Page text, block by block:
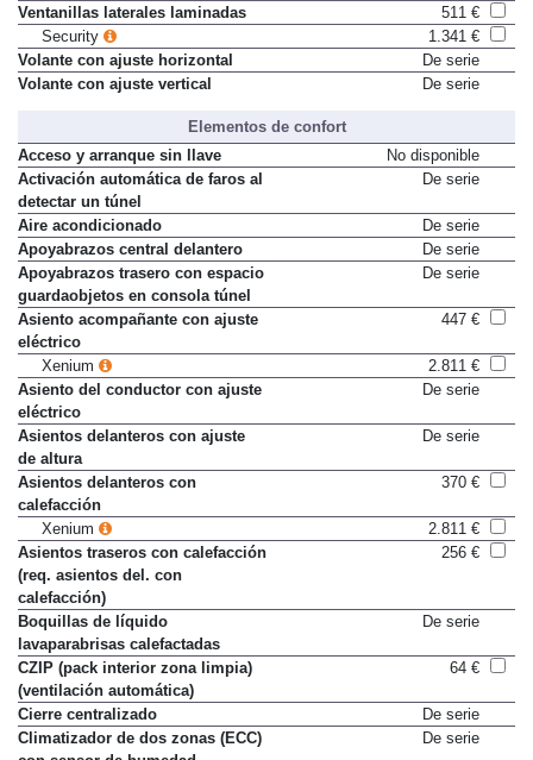
Ventanillas laterales laminadas
511 €
Security
1.341 €
Volante con ajuste horizontal
De serie
Volante con ajuste vertical
De serie
Elementos de confort
Acceso y arranque sin llave
No disponible
Activación automática de faros al
detectar un túnel
De serie
Aire acondicionado
De serie
Apoyabrazos central delantero
De serie
Apoyabrazos trasero con espacio
guardaobjetos en consola túnel
De serie
Asiento acompañante con ajuste
eléctrico
447 €
Xenium
2.811 €
Asiento del conductor con ajuste
eléctrico
De serie
Asientos delanteros con ajuste
de altura
De serie
Asientos delanteros con
calefacción
370 €
Xenium
2.811 €
Asientos traseros con calefacción
(req. asientos del. con
calefacción)
256 €
Boquillas de líquido
lavaparabrisas calefactadas
De serie
CZIP (pack interior zona limpia)
(ventilación automática)
64 €
Cierre centralizado
De serie
Climatizador de dos zonas (ECC)
De serie